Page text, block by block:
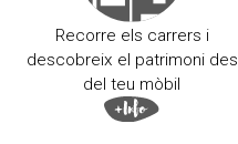
Recorre els carrers i
descobreix el patrimoni des
del teu mòbil